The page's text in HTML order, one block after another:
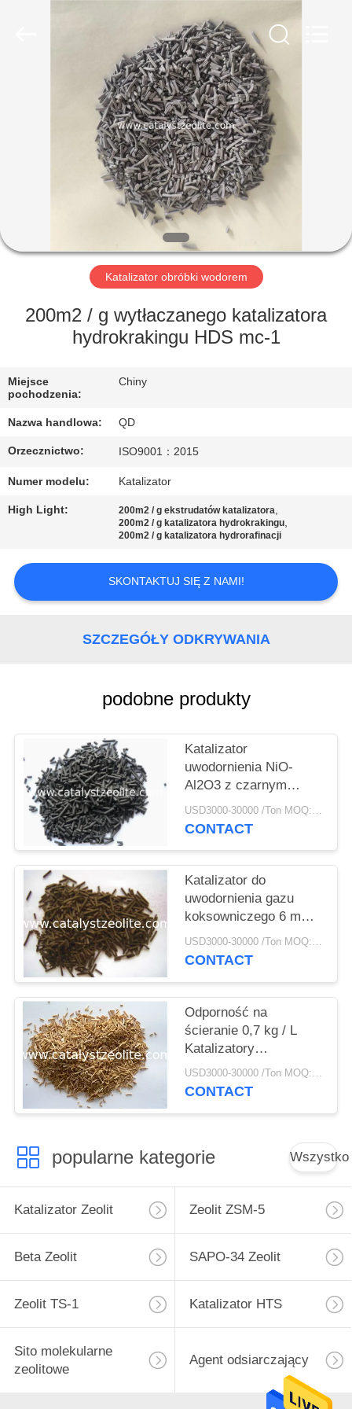
PRODUKTY
WYCIECZKA
FABRYCE
JAKOŚCI
SKONTAKTUJ
SIĘ
Z
NAMI
AKTUALNOŚCI
SPRAWY
POLICY
Katalizator obróbki wodorem
200m2 / g wytłaczanego katalizatora
hydrokrakingu HDS mc-1
Miejsce
pochodzenia:
Chiny
Nazwa handlowa: QD
Orzecznictwo: ISO9001：2015
Numer modelu: Katalizator
High Light: 200m2 / g ekstrudatów katalizatora,
200m2 / g katalizatora hydrokrakingu,
200m2 / g katalizatora hydrorafinacji
SKONTAKTUJ SIĘ Z NAMI!
SZCZEGÓŁY ODKRYWANIA
podobne produkty
Katalizator
uwodornienia NiO-
Al2O3 z czarnym
cylindrem 15 mm
USD3000-30000 /Ton MOQ:1 KG
CONTACT
Katalizator do
uwodornienia gazu
koksowniczego 6 mm
Cog-1
USD3000-30000 /Ton MOQ:1 KG
CONTACT
Odporność na
ścieranie 0,7 kg / L
Katalizatory
hydroprocesorowe
USD3000-30000 /Ton MOQ:1 KG
CONTACT
popularne kategorie Wszystko
Katalizator Zeolit Zeolit ​​ZSM-5
Beta Zeolit SAPO-34 Zeolit
Zeolit ​​TS-1 Katalizator HTS
Sito molekularne
zeolitowe
Agent odsiarczający